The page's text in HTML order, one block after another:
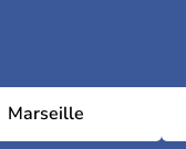
Marseille